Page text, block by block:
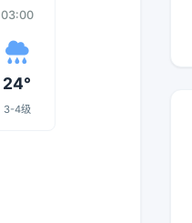
03:00
24°
3-4级